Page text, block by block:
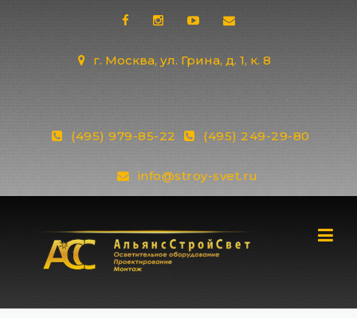
г. Москва, ул. Грина, д. 1, к. 8
(495) 979-85-22 (495) 249-29-80
info@stroy-svet.ru